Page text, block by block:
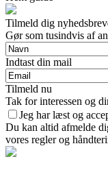
Tilmeld dig
Gør som tusindvis af
Indtast din mail
Tilmeld nu
Tak for interessen og
Jeg har læst og
Du kan altid afmelde
vores regler og